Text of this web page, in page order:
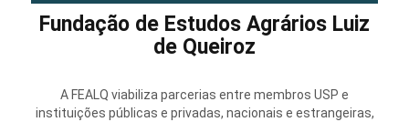
Fundação de Estudos Agrários Luiz
de Queiroz
A FEALQ viabiliza parcerias entre membros USP e
instituições públicas e privadas, nacionais e estrangeiras,